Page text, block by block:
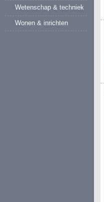
Wetenschap & techniek
Wonen & inrichten